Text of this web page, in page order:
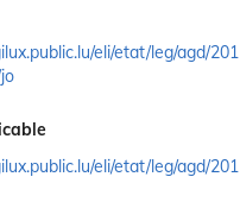
eli/etat/leg/agd/201
eli/etat/leg/agd/201